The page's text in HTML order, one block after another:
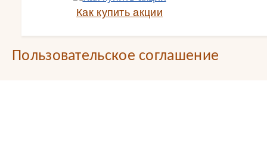
Как купить акции
Пользовательское соглашение